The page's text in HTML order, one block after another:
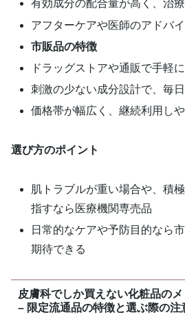
有効成分の配合量が高く、治
アフターケアや医師のアドバ
市販品の特徴
ドラッグストアや通販で手軽
刺激の少ない成分設計で、毎
価格帯が幅広く、継続利用し
選び方のポイント
肌トラブルが重い場合や、積
指すなら医療機関専売品
日常的なケアや予防目的なら
期待できる
皮膚科でしか買えない化粧品の
– 限定流通品の特徴と選ぶ際の注